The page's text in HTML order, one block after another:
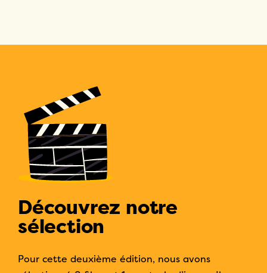
Découvrez notre
sélection
Pour cette deuxième édition, nous avons